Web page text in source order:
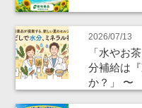
2026/07/13
「水やお
分補給は
か？」 〜